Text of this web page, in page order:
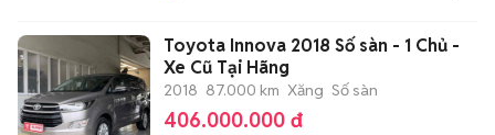
Toyota Innova 2018 Số sàn - 1 Chủ -
Xe Cũ Tại Hãng
2018 87.000 km Xăng Số sàn
406.000.000 đ